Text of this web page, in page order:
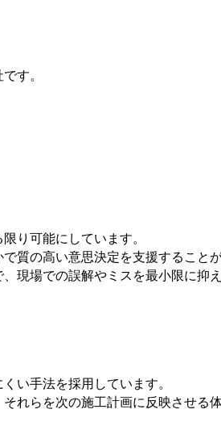
す。
り可能にしています。
質の高い意思決定を支援することが
現場での誤解やミスを最小限に抑え
い手法を採用しています。
れらを次の施工計画に反映させる